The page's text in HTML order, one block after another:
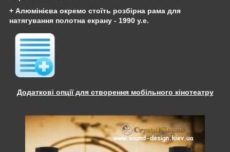
+ Алюмінієва окремо стоїть розбірна рама для
натягування полотна екрану - 1990 у.е.
Додаткові опції для створення мобільного кінотеатру